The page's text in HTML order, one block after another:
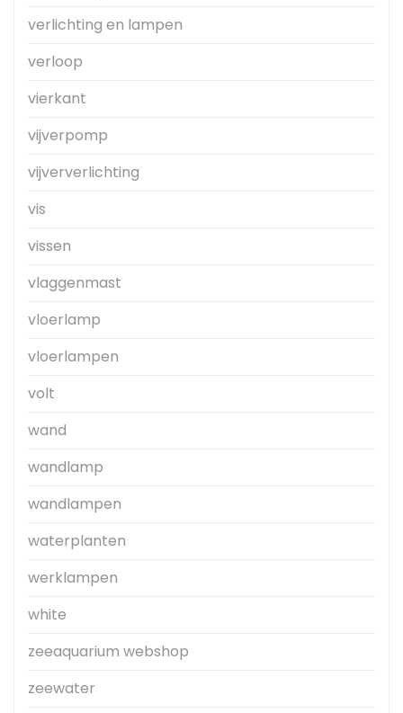
verlichting en lampen
verloop
vierkant
vijverpomp
vijververlichting
vis
vissen
vlaggenmast
vloerlamp
vloerlampen
volt
wand
wandlamp
wandlampen
waterplanten
werklampen
white
zeeaquarium webshop
zeewater